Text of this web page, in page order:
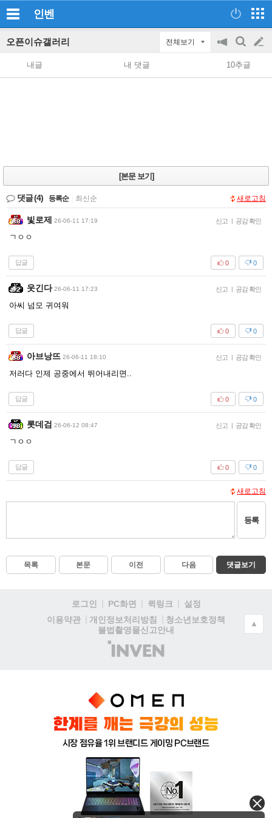
인벤
오픈이슈갤러리 전체보기
공
지
on/off
검
색
글
쓰
내글 내 댓글 10추글
[본문 보기]
댓글(4) 등록순 최신순 새로고침
빛로제 26-06-11 17:19 신고 | 공감 확인
ㄱㅇㅇ
답글 0
0
웃긴다 26-06-11 17:23 신고 | 공감 확인
아씨 넘모 귀여워
답글 0
0
아브낭뜨 26-06-11 18:10 신고 | 공감 확인
저러다 인제 공중에서 뛰어내리면..
답글 0
0
롯데검 26-06-12 08:47 신고 | 공감 확인
ㄱㅇㅇ
답글 0
0
새로고침
등록
목록 본문 이전 다음 댓글보기
로그인 PC화면 퀵링크
설정
이용약관
개인정보처리방침
청소년보호정책
불법촬영물신고안내
(주)
인
▲